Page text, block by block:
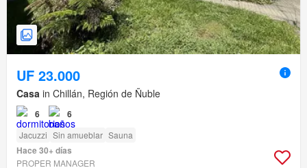
UF 23.000
Casa in Chillán, Región de Ñuble
6 6
Jacuzzi Sin amueblar Sauna
Hace 30+ días
PROPER MANAGER